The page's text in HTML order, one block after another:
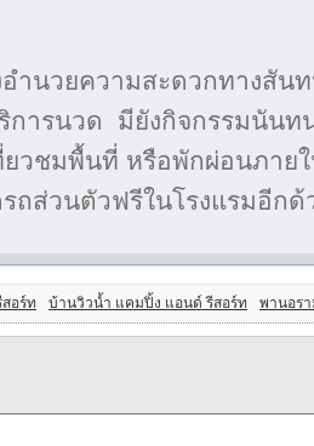
อำนวยความสะดวกทางสัน
การนวด มียังกิจกรรมนันท
ยวชมพื้นที่ หรือพักผ่อนภาย
ถส่วนตัวฟรีในโรงแรมอีกด้
อร์ท บ้านวิวน้ำ แคมปิ้ง แอนด์ รีสอร์ท พานอร